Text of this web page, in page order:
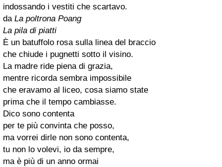
indossando i vestiti che scartavo.
da La poltrona Poang
La pila di piatti
È un batuffolo rosa sulla linea del braccio
che chiude i pugnetti sotto il visino.
La madre ride piena di grazia,
mentre ricorda sembra impossibile
che eravamo al liceo, cosa siamo state
prima che il tempo cambiasse.
Dico sono contenta
per te più convinta che posso,
ma vorrei dirle non sono contenta,
tu non lo volevi, io da sempre,
ma è più di un anno ormai